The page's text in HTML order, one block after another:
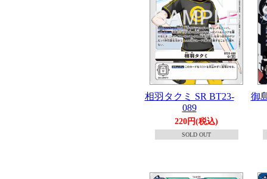
相羽タクミ SR BT23-
089
220円(税込)
SOLD OUT
御